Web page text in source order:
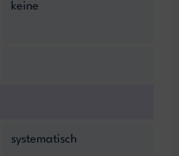
keine
systematisch